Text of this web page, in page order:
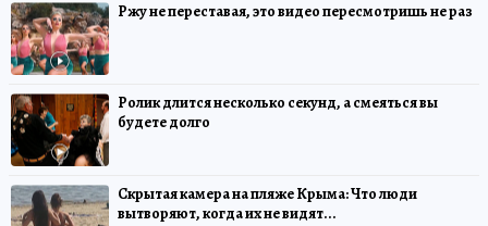
Ржу не переставая, это видео пересмотришь не раз
Ролик длится несколько секунд, а смеяться вы
будете долго
Скрытая камера на пляже Крыма: Что люди
вытворяют, когда их не видят...